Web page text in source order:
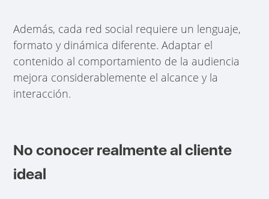
Además, cada red social requiere un lenguaje,
formato y dinámica diferente. Adaptar el
contenido al comportamiento de la audiencia
mejora considerablemente el alcance y la
interacción.
No conocer realmente al cliente
ideal